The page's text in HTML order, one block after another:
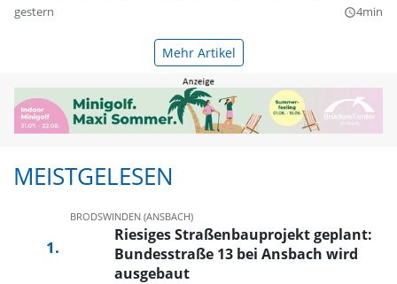
gestern query_builder4min
Mehr Artikel
MEISTGELESEN
BRODSWINDEN (ANSBACH)
Riesiges Straßenbauprojekt geplant:
Bundesstraße 13 bei Ansbach wird
ausgebaut